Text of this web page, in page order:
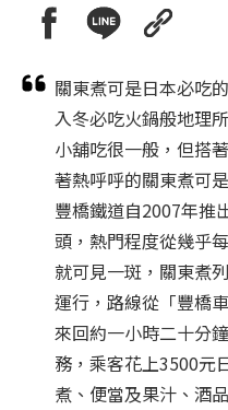
關東煮可是日本必吃
入冬必吃火鍋般地理
小舖吃很一般，但搭
著熱呼呼的關東煮可
豐橋鐵道自2007年推
頭，熱門程度從幾乎
就可見一斑，關東煮
運行，路線從「豐橋
來回約一小時二十分
務，乘客花上3500元
煮、便當及果汁、酒